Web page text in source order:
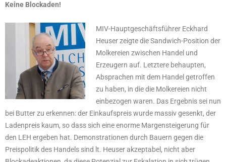
Keine Blockaden!
MIV-Hauptgeschäftsführer Eckhard
Heuser zeigte die Sandwich-Position der
Molkereien zwischen Handel und
Erzeugern auf. Letztere behaupten,
Absprachen mit dem Handel getroffen
zu haben, in die die Molkereien nicht
einbezogen waren. Das Ergebnis sei nun
bei Butter zu erkennen: der Einkaufspreis wurde massiv gesenkt, der
Ladenpreis kaum, so dass sich eine enorme Margensteigerung für
den LEH ergeben hat. Demonstrationen durch Bauern gegen die
Preispolitik des Handels sind lt. Heuser akzeptabel, nicht aber